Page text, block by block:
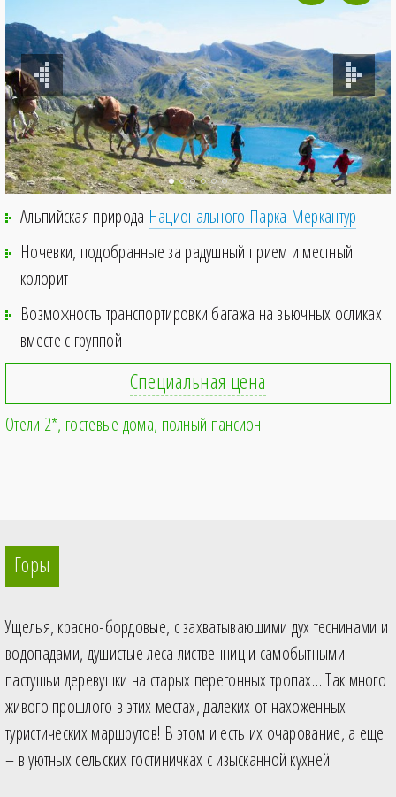
Альпийская природа Национального Парка Меркантур
Ночевки, подобранные за радушный прием и местный
колорит
Возможность транспортировки багажа на вьючных осликах
вместе с группой
Специальная цена
Отели 2*, гостевые дома полный пансион
Горы
Ущелья, красно-бордовые, с захватывающими дух теснинами и
водопадами, душистые леса лиственниц и самобытными
пастушьи деревушки на старых перегонных тропах… Так много
живого прошлого в этих местах, далеких от нахоженных
туристических маршрутов! В этом и есть их очарование, а еще
– в уютных сельских гостиничках с изысканной кухней.